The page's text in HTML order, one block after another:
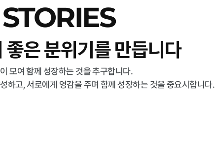
은 분위기를 만듭니다
모여 함께 성장하는 것을 추구합니다.
하고, 서로에게 영감을 주며 함께 성장하는 것을 중요시합니다.